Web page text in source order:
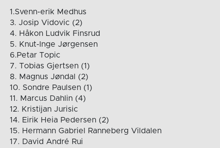
1.Svenn-erik Medhus
3. Josip Vidovic (2)
4. Håkon Ludvik Finsrud
5. Knut-Inge Jørgensen
6.Petar Topic
7. Tobias Gjertsen (1)
8. Magnus Jøndal (2)
10. Sondre Paulsen (1)
11. Marcus Dahlin (4)
12. Kristijan Jurisic
14. Eirik Heia Pedersen (2)
15. Hermann Gabriel Ranneberg Vildalen
17. David André Rui